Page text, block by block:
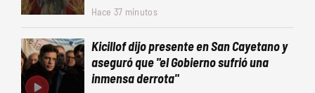
Hace 37 minutos
Kicillof dijo presente en San Cayetano y
aseguró que "el Gobierno sufrió una
inmensa derrota"